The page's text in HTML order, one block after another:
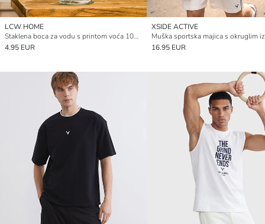
LCW HOME
Staklena boca za vodu s printom voća 1000 ml
4.95 EUR
XSIDE ACTIVE
Muška sportska majica s okruglim
16.95 EUR